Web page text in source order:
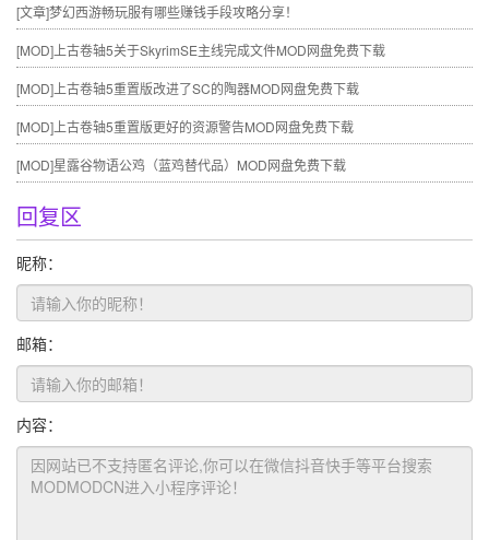
[文章]梦幻西游畅玩服有哪些赚钱手段攻略分享！
[MOD] 上古卷轴5关于SkyrimSE主线完成文件MOD网盘免费下载
[MOD] 上古卷轴5重置版改进了SC的陶器MOD网盘免费下载
[MOD] 上古卷轴5重置版更好的资源警告MOD网盘免费下载
[MOD]星露谷物语公鸡（蓝鸡替代品）MOD网盘免费下载
回复区
昵称：
邮箱：
内容：